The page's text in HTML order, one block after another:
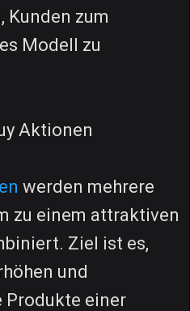
Kunden zum
Modell zu
Aktionen
werden mehrere
zu einem attraktiven
Ziel ist es,
und
Produkte einer